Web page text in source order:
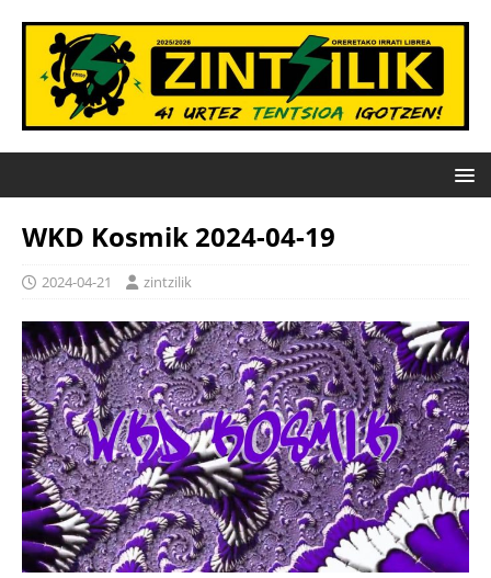
WKD Kosmik 2024-04-19
2024-04-21 zintzilik